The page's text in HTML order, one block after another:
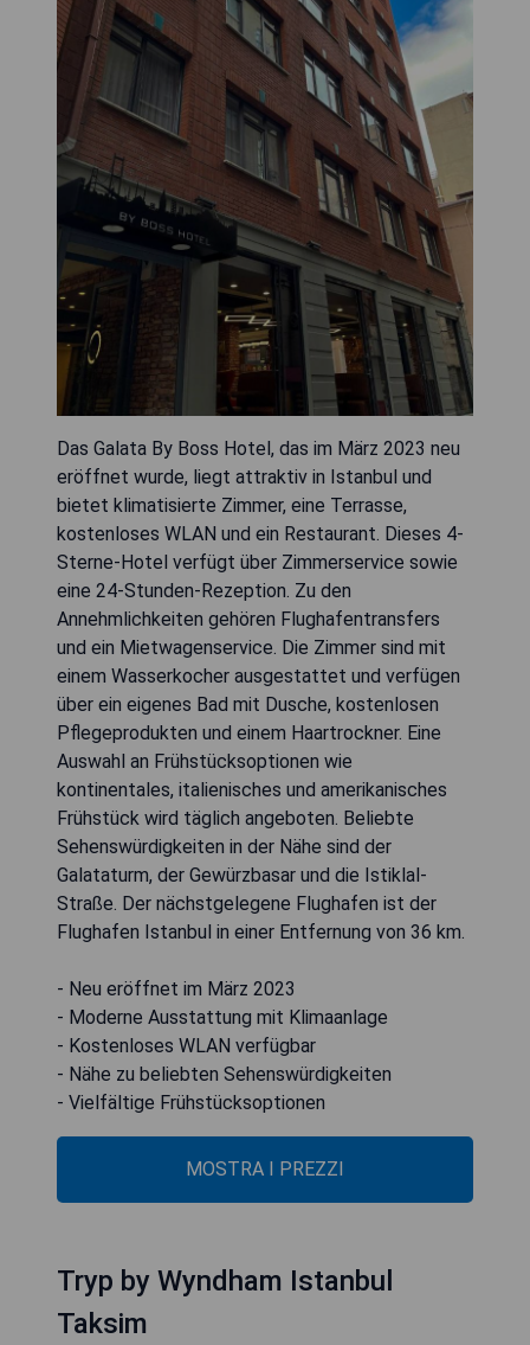
Das Galata By Boss Hotel, das im März 2023 neu
eröffnet wurde, liegt attraktiv in Istanbul und
bietet klimatisierte Zimmer, eine Terrasse,
kostenloses WLAN und ein Restaurant. Dieses 4-
Sterne-Hotel verfügt über Zimmerservice sowie
eine 24-Stunden-Rezeption. Zu den
Annehmlichkeiten gehören Flughafentransfers
und ein Mietwagenservice. Die Zimmer sind mit
einem Wasserkocher ausgestattet und verfügen
über ein eigenes Bad mit Dusche, kostenlosen
Pflegeprodukten und einem Haartrockner. Eine
Auswahl an Frühstücksoptionen wie
kontinentales, italienisches und amerikanisches
Frühstück wird täglich angeboten. Beliebte
Sehenswürdigkeiten in der Nähe sind der
Galataturm, der Gewürzbasar und die Istiklal-
Straße. Der nächstgelegene Flughafen ist der
Flughafen Istanbul in einer Entfernung von 36 km.
- Neu eröffnet im März 2023
- Moderne Ausstattung mit Klimaanlage
- Kostenloses WLAN verfügbar
- Nähe zu beliebten Sehenswürdigkeiten
- Vielfältige Frühstücksoptionen
MOSTRA I PREZZI
Tryp by Wyndham Istanbul
Taksim